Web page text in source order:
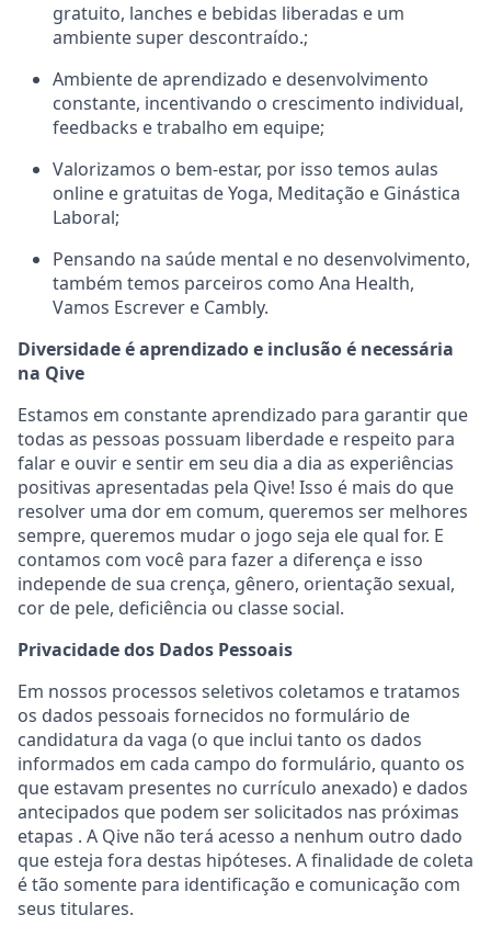
gratuito, lanches e bebidas liberadas e um
ambiente super descontraído.;
Ambiente de aprendizado e desenvolvimento
constante, incentivando o crescimento individual,
feedbacks e trabalho em equipe;
Valorizamos o bem-estar, por isso temos aulas
online e gratuitas de Yoga, Meditação e Ginástica
Laboral;
Pensando na saúde mental e no desenvolvimento,
também temos parceiros como Ana Health,
Vamos Escrever e Cambly.
Diversidade é aprendizado e inclusão é necessária
na Qive
Estamos em constante aprendizado para garantir que
todas as pessoas possuam liberdade e respeito para
falar e ouvir e sentir em seu dia a dia as experiências
positivas apresentadas pela Qive! Isso é mais do que
resolver uma dor em comum, queremos ser melhores
sempre, queremos mudar o jogo seja ele qual for. E
contamos com você para fazer a diferença e isso
independe de sua crença, gênero, orientação sexual,
cor de pele, deficiência ou classe social.
Privacidade dos Dados Pessoais
Em nossos processos seletivos coletamos e tratamos
os dados pessoais fornecidos no formulário de
candidatura da vaga (o que inclui tanto os dados
informados em cada campo do formulário, quanto os
que estavam presentes no currículo anexado) e dados
antecipados que podem ser solicitados nas próximas
etapas . A Qive não terá acesso a nenhum outro dado
que esteja fora destas hipóteses. A finalidade de coleta
é tão somente para identificação e comunicação com
seus titulares.